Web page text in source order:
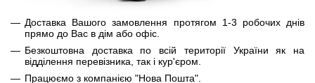
Доставка Вашого замовлення протягом 1-3 робочих днів
прямо до Вас в дім або офіс.
Безкоштовна доставка по всій території України як на
відділення перевізника, так і кур'єром.
Працюємо з компанією "Нова Пошта".